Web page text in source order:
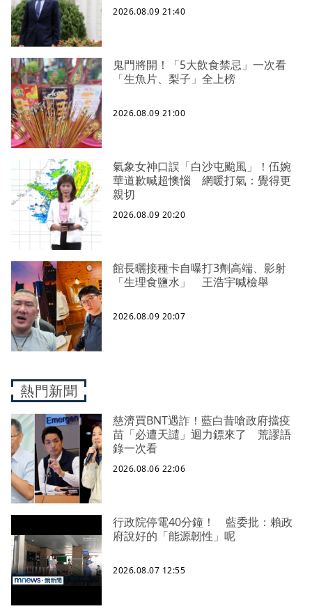
2026.08.09 21:40
鬼門將開！「5大飲食禁忌」一次看
「生魚片、梨子」全上榜
2026.08.09 21:00
氣象女神口誤「白沙屯颱風」！伍婉
華道歉喊超懊惱 網暖打氣：覺得更
親切
2026.08.09 20:20
館長曬接種卡自曝打3劑高端、影射
「生理食鹽水」 王浩宇喊檢舉
2026.08.09 20:07
熱門新聞
慈濟買BNT遇詐！藍白昔嗆政府擋疫
苗「必遭天譴」迴力鏢來了 荒謬語
錄一次看
2026.08.06 22:06
行政院停電40分鐘！ 藍委批：賴政
府說好的「能源韌性」呢
2026.08.07 12:55